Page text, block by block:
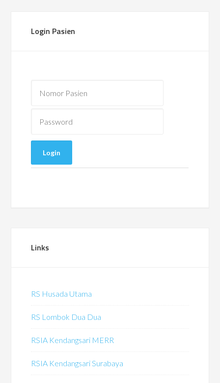
Login Pasien
Links
RS Husada Utama
RS Lombok Dua Dua
RSIA Kendangsari MERR
RSIA Kendangsari Surabaya